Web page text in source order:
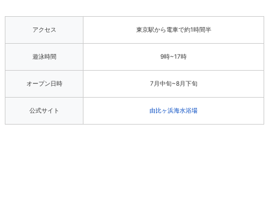
アクセス 東京駅から電車で約1時間半
遊泳時間 9時~17時
オープン日時 7月中旬~8月下旬
公式サイト 由比ヶ浜海水浴場